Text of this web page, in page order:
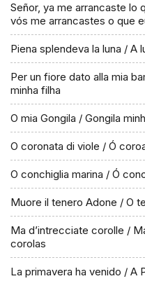
Señor, ya me arrancaste lo
vós me arrancastes o que
Piena splendeva la luna / A
Per un fiore dato alla mia bambina / Flor
minha filha
O mia Gongila / Gongila
O coronata di viole / Ó
O conchiglia marina / Ó
Muore il tenero Adone / O
Ma d’intrecciate corolle /
corolas
La primavera ha venido / A